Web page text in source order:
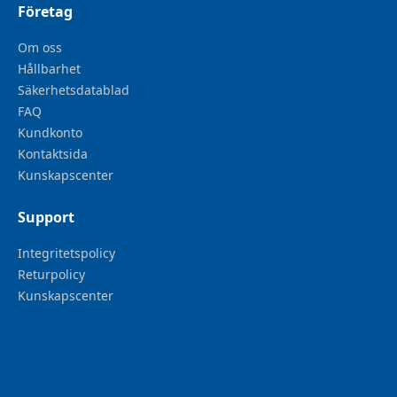
Företag
Om oss
Hållbarhet
Säkerhetsdatablad
FAQ
Kundkonto
Kontaktsida
Kunskapscenter
Support
Integritetspolicy
Returpolicy
Kunskapscenter